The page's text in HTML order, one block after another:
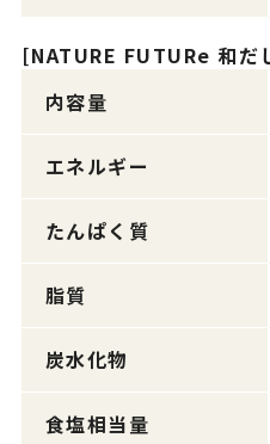
[NATURE FUTURe 和だ
内容量
エネルギー
たんぱく質
脂質
炭水化物
食塩相当量